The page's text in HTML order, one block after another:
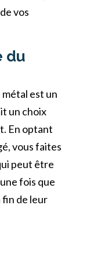
vos
du
est un
un choix
En optant
vous faites
peut être
fois que
de leur